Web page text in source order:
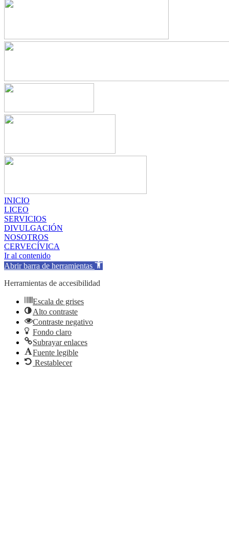
INICIO
LICEO
SERVICIOS
DIVULGACIÓN
NOSOTROS
CERVECÍVICA
Ir al contenido
Abrir barra de herramientas
Herramientas de accesibilidad
Escala de grises
Alto contraste
Contraste negativo
Fondo claro
Subrayar enlaces
Fuente legible
Restablecer